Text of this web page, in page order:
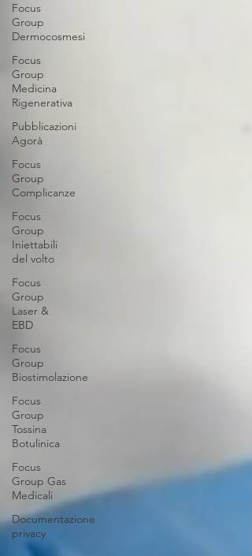
Focus
Group
Dermocosmesi
Focus
Group
Medicina
Rigenerativa
Pubblicazioni
Agorà
Focus
Group
Complicanze
Focus
Group
Iniettabili
del volto
Focus
Group
Laser &
EBD
Focus
Group
Biostimolazione
Focus
Group
Tossina
Botulinica
Focus
Group Gas
Medicali
Documentazione
privacy